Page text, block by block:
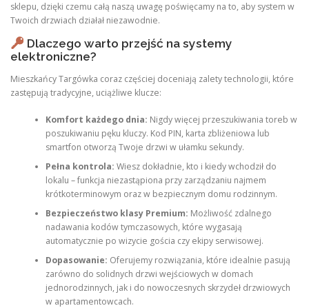
sklepu, dzięki czemu całą naszą uwagę poświęcamy na to, aby system w
Twoich drzwiach działał niezawodnie.
Dlaczego warto przejść na systemy
elektroniczne?
Mieszkańcy Targówka coraz częściej doceniają zalety technologii, które
zastępują tradycyjne, uciążliwe klucze:
Komfort każdego dnia: Nigdy więcej przeszukiwania toreb w
poszukiwaniu pęku kluczy. Kod PIN, karta zbliżeniowa lub
smartfon otworzą Twoje drzwi w ułamku sekundy.
Pełna kontrola: Wiesz dokładnie, kto i kiedy wchodził do
lokalu – funkcja niezastąpiona przy zarządzaniu najmem
krótkoterminowym oraz w bezpiecznym domu rodzinnym.
Bezpieczeństwo klasy Premium: Możliwość zdalnego
nadawania kodów tymczasowych, które wygasają
automatycznie po wizycie gościa czy ekipy serwisowej.
Dopasowanie: Oferujemy rozwiązania, które idealnie pasują
zarówno do solidnych drzwi wejściowych w domach
jednorodzinnych, jak i do nowoczesnych skrzydeł drzwiowych
w apartamentowcach.